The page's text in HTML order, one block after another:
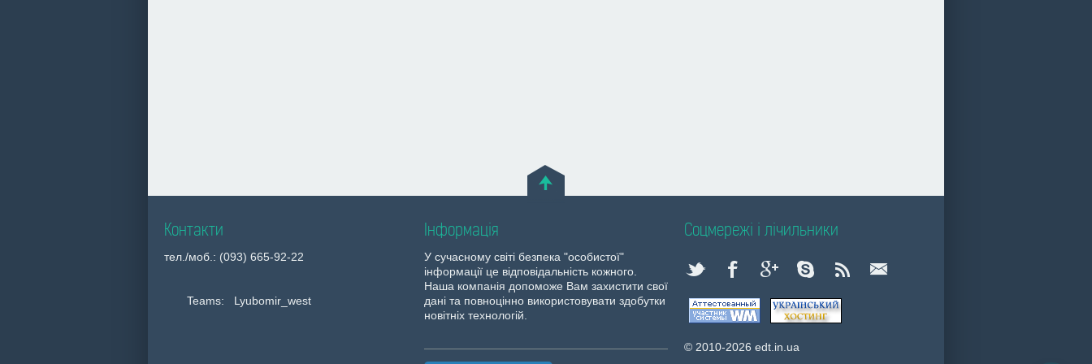
Контакти
тел./моб.: (093) 665-92-22
Teams: Lyubomir_west
Інформація
У сучасному світі безпека "особистої"
інформації це відповідальність кожного.
Наша компанія допоможе Вам захистити свої
дані та повноцінно використовувати здобутки
новітніх технологій.
Соцмережі і лічильники
© 2010-2026 edt.in.ua